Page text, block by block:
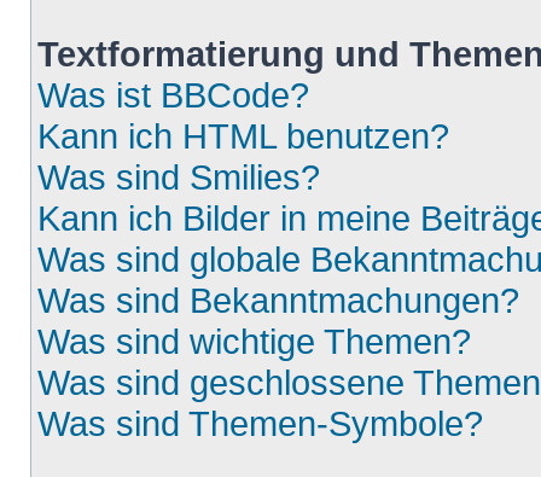
Textformatierung und
Was ist BBCode?
Kann ich HTML benutzen?
Was sind Smilies?
Kann ich Bilder in meine
Was sind globale
Was sind Bekanntmachungen?
Was sind wichtige Themen?
Was sind geschlossene
Was sind Themen-Symbole?